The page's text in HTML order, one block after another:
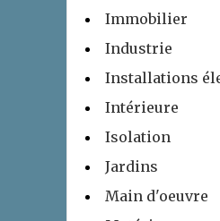
Immobilier
Industrie
Installations
Intérieure
Isolation
Jardins
Main d'oeuvre